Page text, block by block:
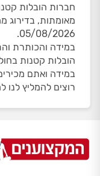
05/08/2026.
במידה והכותרת
הובלות קטנות
במידה ואתם
רוצים להמליץ לנו